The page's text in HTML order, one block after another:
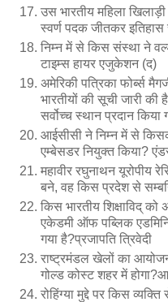
उस भारतीय महिला
स्वर्ण पदक जीतकर इतिहास
निम्न में से किस संस्था ने
टाइम्स हायर एजुकेशन (द)
अमेरिकी पत्रिका फोर्ब्स
भारतीयों की सूची जारी की
सर्वोच्च स्थान प्रदान
आईसीसी ने निम्न में से
एम्बेसडर नियुक्त किया?
महावीर रघुनाथन यूरोपीय
बने, वह किस प्रदेश से
किस भारतीय शिक्षाविद्
एकेडमी ऑफ पब्लिक
गया है?प्रजापति त्रिवेदी
राष्ट्रमंडल खेलों का
गोल्ड कोस्ट शहर में
रोहिंग्या मुद्दे पर किस